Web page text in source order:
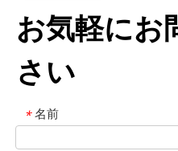
お気軽にお
さい
* 名前